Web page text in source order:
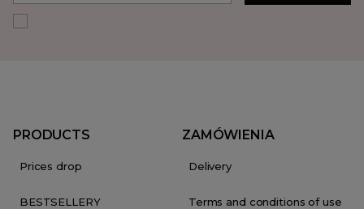
PRODUCTS
Prices drop
BESTSELLERY
ZAMÓWIENIA
Delivery
Terms and conditions of use